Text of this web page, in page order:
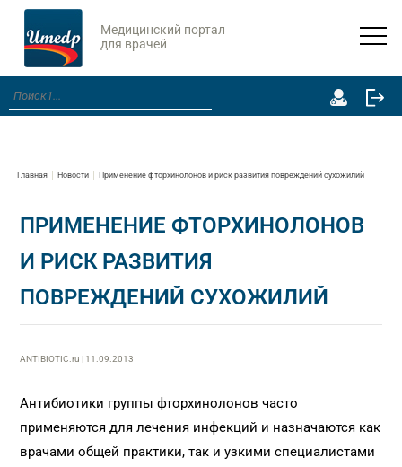
Медицинский портал
для врачей
Главная Новости Применение фторхинолонов и риск развития повреждений сухожилий
ПРИМЕНЕНИЕ ФТОРХИНОЛОНОВ
И РИСК РАЗВИТИЯ
ПОВРЕЖДЕНИЙ СУХОЖИЛИЙ
ANTIBIOTIC.ru | 11.09.2013
Антибиотики группы фторхинолонов часто
применяются для лечения инфекций и назначаются как
врачами общей практики, так и узкими специалистами